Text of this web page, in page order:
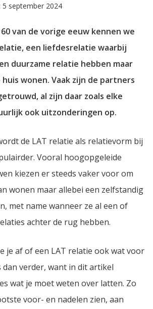
september 2024
van de vorige eeuw kennen we
een liefdesrelatie waarbij
duurzame relatie hebben maar
wonen. Vaak zijn de partners
al zijn daar zoals elke
ook uitzonderingen op.
de LAT relatie als relatievorm bij
Vooral hoogopgeleide
kiezen er steeds vaker voor om
wonen maar allebei een zelfstandig
met name wanneer ze al een of
achter de rug hebben.
je af of een LAT relatie ook wat voor
dan verder, want in dit artikel
wat je moet weten over latten. Zo
voor- en nadelen zien, aan